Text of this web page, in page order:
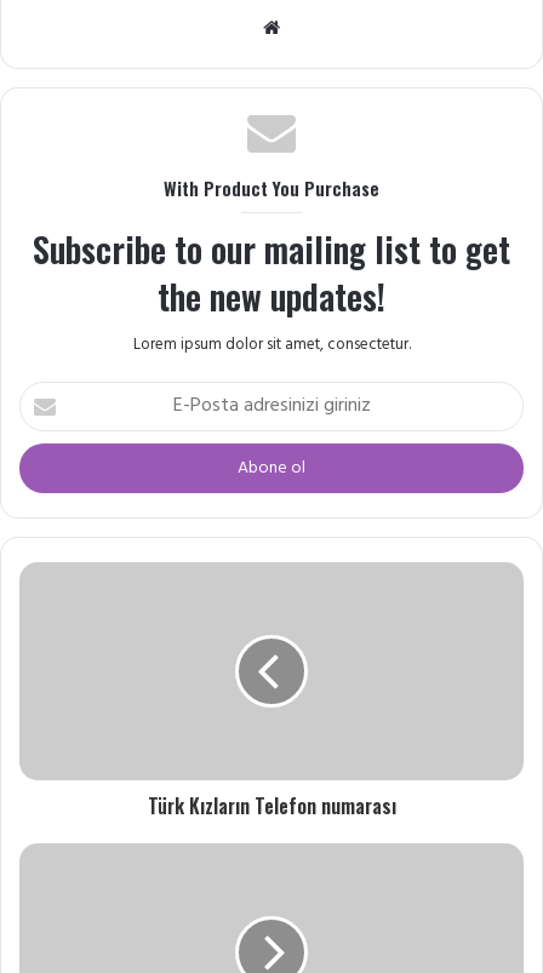
Web
With Product You Purchase
Subscribe to our mailing list to get
the new updates!
Lorem ipsum dolor sit amet, consectetur.
E-
Posta
adresinizi
giriniz
Türk Kızların Telefon numarası